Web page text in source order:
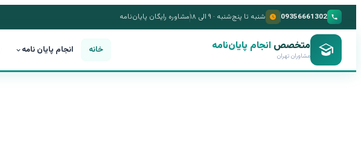
09356661302 شنبه تا پنج‌شنبه · ۹ الی ۱۸ مشاوره رایگان پایان‌نامه
متخصص انجام پایان‌نامه
مشاوران تهران خانه انجام پایان نامه